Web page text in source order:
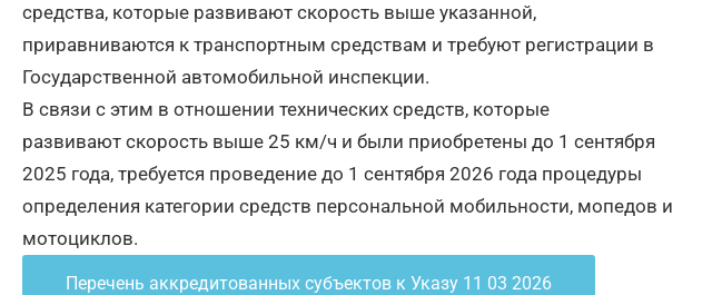
средства, которые развивают скорость выше указанной,
приравниваются к транспортным средствам и требуют регистрации в
Государственной автомобильной инспекции.
В связи с этим в отношении технических средств, которые
развивают скорость выше 25 км/ч и были приобретены до 1 сентября
2025 года, требуется проведение до 1 сентября 2026 года процедуры
определения категории средств персональной мобильности, мопедов и
мотоциклов.
Перечень аккредитованных субъектов к Указу 11 03 2026